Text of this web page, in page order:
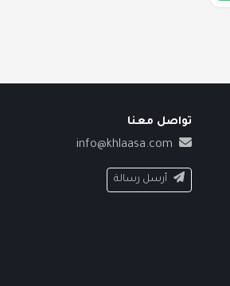
تواصل معنا
info@khlaasa.com
أرسل رسالة